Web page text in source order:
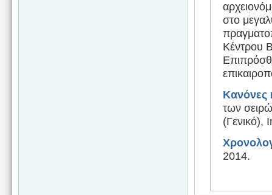
στο
Κέντρου
Κανόνες
των
2014.